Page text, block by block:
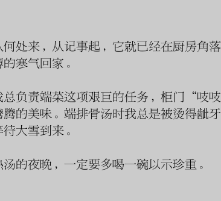
处来，从记事起，它就已经在厨房角
寒气回家。
总负责端菜这项艰巨的任务，柜门“吱
的美味。端排骨汤时我总是被烫得龇
大雪到来。
的夜晚，一定要多喝一碗以示珍重。